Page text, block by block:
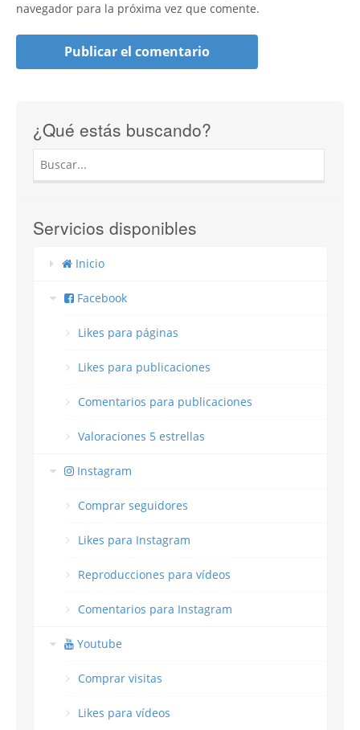
navegador para la próxima vez que comente.
¿Qué estás buscando?
Servicios disponibles
Inicio
Facebook
Likes para páginas
Likes para publicaciones
Comentarios para publicaciones
Valoraciones 5 estrellas
Instagram
Comprar seguidores
Likes para Instagram
Reproducciones para vídeos
Comentarios para Instagram
Youtube
Comprar visitas
Likes para vídeos